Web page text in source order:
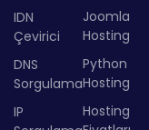
IDN
Çevirici
DNS
Sorgulama
IP
Joomla
Hosting
Python
Hosting
Hosting